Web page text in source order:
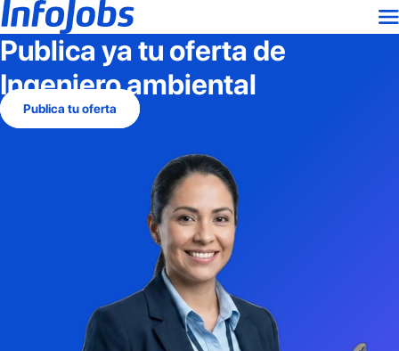
Publica ya tu oferta de
Ingeniero ambiental
Publica tu oferta